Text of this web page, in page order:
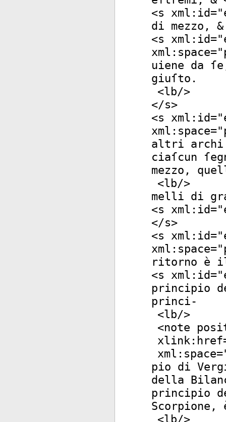
<s xml:id="
di mezzo,
<s xml:id="
xml:space="
uiene da
giuſto.
<lb/>
</s>
<s xml:id="
xml:space="
altri archi
ciaſcun
mezzo,
<lb/>
melli di
<s xml:id="
</s>
<s xml:id="
xml:space="
ritorno è
<s xml:id="
principio
princi-
<lb/>
<note
xlink:href
xml:space
pio di
della
principio
Scorpione,
<lb/>